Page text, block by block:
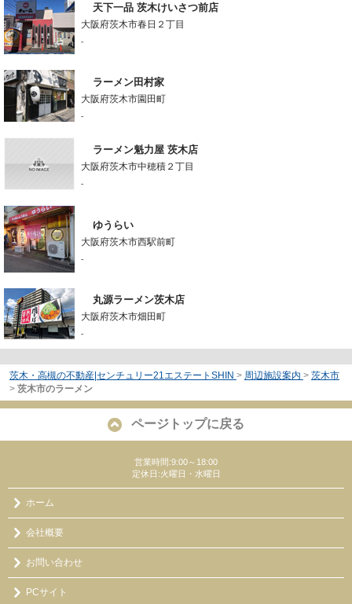
天下一品 茨木けいさつ前店
大阪府茨木市春日２丁目
-
ラーメン田村家
大阪府茨木市園田町
-
ラーメン魁力屋 茨木店
大阪府茨木市中穂積２丁目
-
ゆうらい
大阪府茨木市西駅前町
-
丸源ラーメン茨木店
大阪府茨木市畑田町
-
茨木・高槻の不動産|センチュリー21エステートSHIN > 周辺施設案内 > 茨木市
> 茨木市のラーメン
ページトップに戻る
営業時間:9:00～18:00
定休日:火曜日・水曜日
ホーム
会社概要
お問い合わせ
PCサイト